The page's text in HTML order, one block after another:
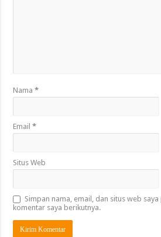
Nama*
Email*
Situs Web
Simpan nama, email, dan situs web
komentar saya berikutnya.